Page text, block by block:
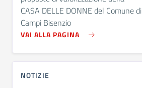
CASA DELLE DONNE del Comune di
Campi Bisenzio
VAI ALLA PAGINA
NOTIZIE